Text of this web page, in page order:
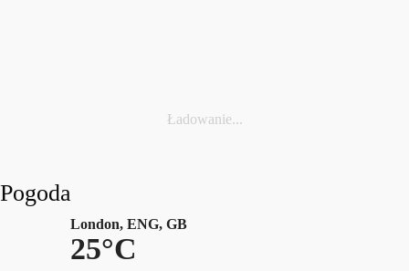
Ładowanie...
Pogoda
London, ENG, GB
25°C